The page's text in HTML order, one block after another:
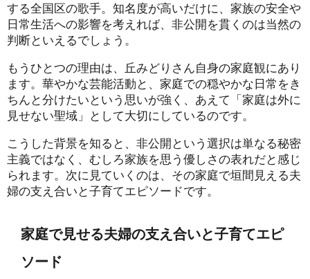
する全国区の歌手。知名度が高いだけに、家族の安全や
日常生活への影響を考えれば、非公開を貫くのは当然の
判断といえるでしょう。
もうひとつの理由は、丘みどりさん自身の家庭観にあり
ます。華やかな芸能活動と、家庭での穏やかな日常をき
ちんと分けたいという思いが強く、あえて「家庭は外に
見せない聖域」として大切にしているのです。
こうした背景を知ると、非公開という選択は単なる秘密
主義ではなく、むしろ家族を思う優しさの表れだと感じ
られます。次に見ていくのは、その家庭で垣間見える夫
婦の支え合いと子育てエピソードです。
家庭で見せる夫婦の支え合いと子育てエピ
ソード